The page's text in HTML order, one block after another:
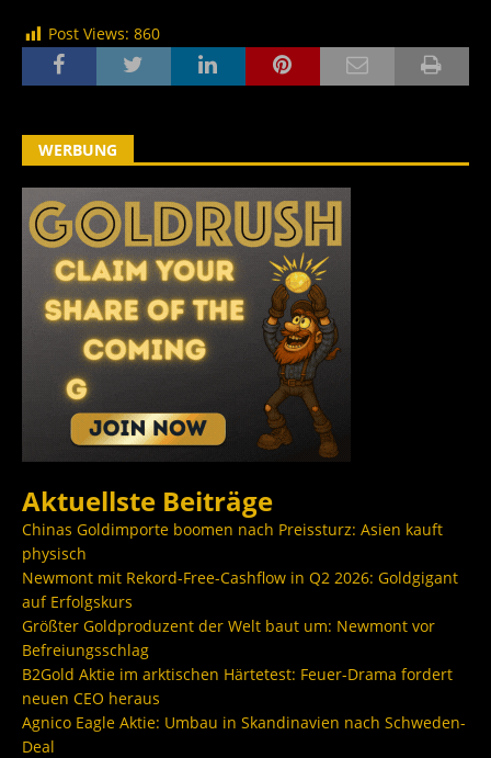
Post Views: 860
WERBUNG
Aktuellste Beiträge
Chinas Goldimporte boomen nach Preissturz: Asien kauft
physisch
Newmont mit Rekord-Free-Cashflow in Q2 2026: Goldgigant
auf Erfolgskurs
Größter Goldproduzent der Welt baut um: Newmont vor
Befreiungsschlag
B2Gold Aktie im arktischen Härtetest: Feuer-Drama fordert
neuen CEO heraus
Agnico Eagle Aktie: Umbau in Skandinavien nach Schweden-
Deal